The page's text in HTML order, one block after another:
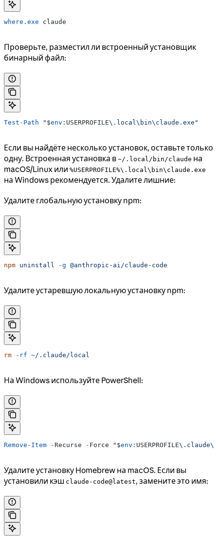
where.exe claude
Проверьте, разместил ли встроенный установщик
бинарный файл:
Test-Path " $env: USERPROFILE\.local\bin\claude.exe"
Если вы найдёте несколько установок, оставьте только
одну. Встроенная установка в ~/.local/bin/claude на
macOS/Linux или %USERPROFILE%\.local\bin\claude.exe
на Windows рекомендуется. Удалите лишние:
Удалите глобальную установку npm:
npm uninstall -g @anthropic-ai/claude-code
Удалите устаревшую локальную установку npm:
rm -rf ~/.claude/local
На Windows используйте PowerShell:
Remove-Item - Recurse - Force " $env: USERPROFILE
Удалите установку Homebrew на macOS. Если вы
установили кэш claude-code@latest, замените это имя: